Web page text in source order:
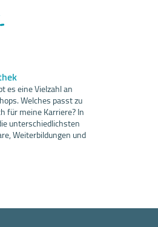
es eine Vielzahl an
Welches passt zu
für meine Karriere? In
unterschiedlichsten
Weiterbildungen und